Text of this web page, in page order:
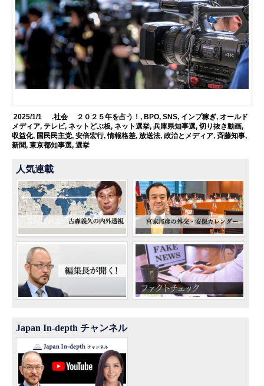
2025/1/1 .社会 ２０２５年を占う！ , BPO, SNS, インプ稼ぎ, オールド
メディア,テレビ,ネットどぶ板,ネット選挙,兵庫県知事選,切り抜き動画,
収益化, 国民民主党,安倍宏行,情報格差,放送法,政治とメディア,斉藤知事,
新聞,東京都知事選,選挙
人気連載
Japan In-depth チャンネル